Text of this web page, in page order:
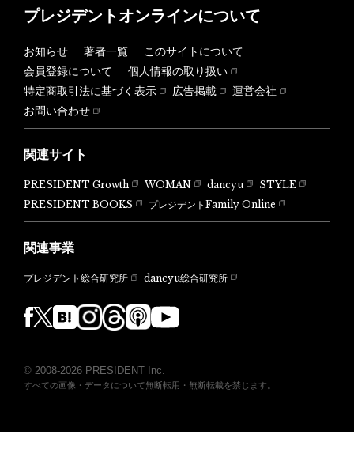
プレジデントオンラインについて
お知らせ 著者一覧
このサイトについて
会員登録について
個人情報の取り扱い
特定商取引法に基づく表示
広告掲載
運営会社
お問い合わせ
関連サイト
PRESIDENT Growth WOMAN dancyu
STYLE
PRESIDENT BOOKS
プレジデントFamily Online
関連事業
プレジデント総合研究所 dancyu総合研究所
© 2008-2026 PRESIDENT Inc.
すべての画像・データについて無断転用・無断転載を禁じます。